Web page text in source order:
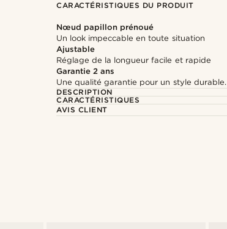
CARACTÉRISTIQUES DU PRODUIT
Nœud papillon prénoué
Un look impeccable en toute situation
Ajustable
Réglage de la longueur facile et rapide
Garantie 2 ans
Une qualité garantie pour un style durable.
DESCRIPTION
CARACTÉRISTIQUES
AVIS CLIENT